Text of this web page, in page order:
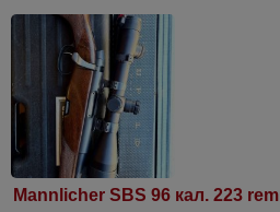
Mannlicher SBS 96 кал. 223 rem